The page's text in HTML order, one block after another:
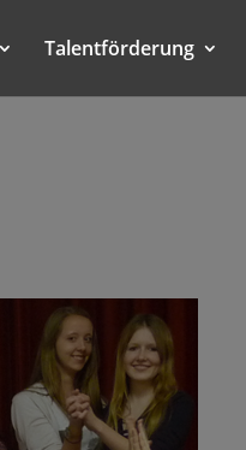
Talentförderung